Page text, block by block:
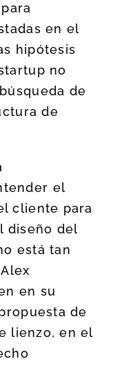
en el
hipótesis
no
de
de
el
cliente para
diseño del
está tan
en su
de
lienzo, en el